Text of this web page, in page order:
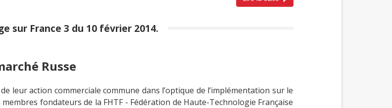
sur France 3 du 10 février 2014.
Russe
leur action commerciale commune dans l’optique de l’implémentation sur le
fondateurs de la FHTF - Fédération de Haute-Technologie Française